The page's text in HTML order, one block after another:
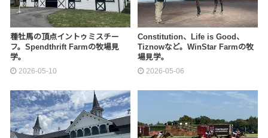
種牡馬の頂点イントゥミスチー
フ。Spendthrift Farmの牧場見
学。
2026-05-10
Constitution、Life is Good、
Tiznowなど。WinStar Farmの牧
場見学。
2026-05-06